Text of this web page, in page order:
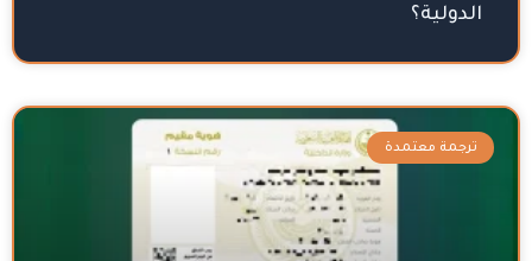
الدولية؟
ترجمة معتمدة